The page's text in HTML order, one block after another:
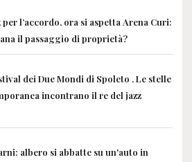
l’accordo, ora si aspetta Arena Curi:
il passaggio di proprietà?
dei Due Mondi di Spoleto . Le stelle
incontrano il re del jazz
albero si abbatte su un'auto in